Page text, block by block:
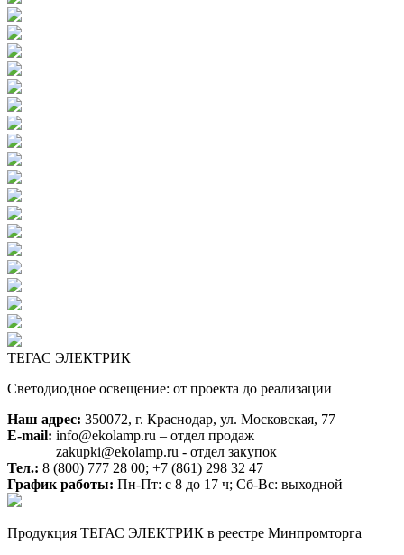
ТЕГАС ЭЛЕКТРИК
Светодиодное освещение: от проекта до реализации
Наш адрес: 350072, г. Краснодар, ул. Московская, 77
E-mail: info@ekolamp.ru – отдел продаж
zakupki@ekolamp.ru - отдел закупок
Тел.: 8 (800) 777 28 00; +7 (861) 298 32 47
График работы: Пн-Пт: с 8 до 17 ч; Сб-Вс: выходной
Продукция ТЕГАС ЭЛЕКТРИК в реестре Минпромторга